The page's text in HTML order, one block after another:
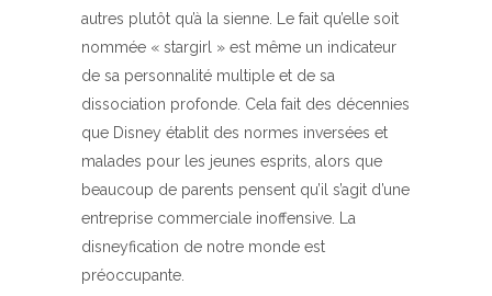
autres plutôt qu’à la sienne. Le fait qu’elle soit
nommée « stargirl » est même un indicateur
de sa personnalité multiple et de sa
dissociation profonde. Cela fait des décennies
que Disney établit des normes inversées et
malades pour les jeunes esprits, alors que
beaucoup de parents pensent qu’il s’agit d’une
entreprise commerciale inoffensive. La
disneyfication de notre monde est
préoccupante.